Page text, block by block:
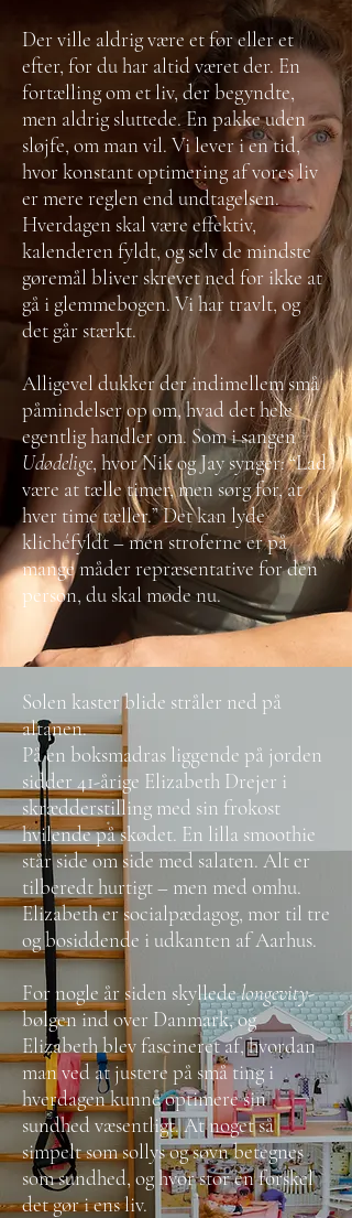
Der ville aldrig være et før eller et
efter, for du har altid været der. En
fortælling om et liv, der begyndte,
men aldrig sluttede. En pakke uden
sløjfe, om man vil. Vi lever i en tid,
hvor konstant optimering af vores liv
er mere reglen end undtagelsen.
Hverdagen skal være effektiv,
kalenderen fyldt, og selv de mindste
gøremål bliver skrevet ned for ikke at
gå i glemmebogen. Vi har travlt, og
det går stærkt.
Alligevel dukker der indimellem små
påmindelser op om, hvad det hele
egentlig handler om. Som i sangen
Udødelige, hvor Nik og Jay synger: “Lad
være at tælle timer, men sørg for, at
hver time tæller.” Det kan lyde
klichéfyldt – men stroferne er på
mange måder repræsentative for den
person, du skal møde nu.
Solen kaster blide stråler ned på
altanen.
På en boksmadras liggende på jorden
sidder 41-årige Elizabeth Drejer i
skrædderstilling med sin frokost
hvilende på skødet. En lilla smoothie
står side om side med salaten. Alt er
tilberedt hurtigt – men med omhu.
Elizabeth er socialpædagog, mor til tre
og bosiddende i udkanten af Aarhus.
For nogle år siden skylledelongevity-
bølgen ind over Danmark, og
Elizabeth blev fascineret af, hvordan
man ved at justere på små ting i
hverdagen kunne optimere sin
sundhed væsentligt. At noget så
simpelt som sollys og søvn betegnes
som sundhed, og hvor stor en forskel
det gør i ens liv.